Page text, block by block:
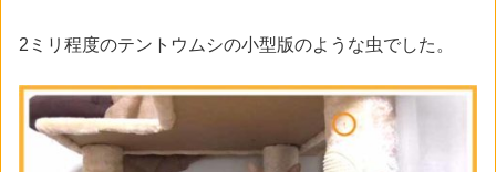
2ミリ程度のテントウムシの小型版のような虫でした。